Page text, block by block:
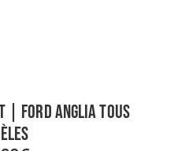
| Ford Anglia tous